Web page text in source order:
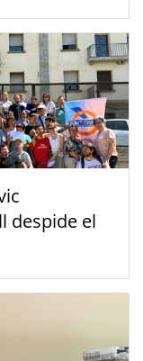
despide el